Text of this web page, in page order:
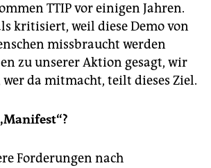
TTIP vor einigen Jahren.
kritisiert, weil diese Demo von
missbraucht werden
zu unserer Aktion gesagt, wir
wer da mitmacht, teilt dieses Ziel.
Forderungen nach